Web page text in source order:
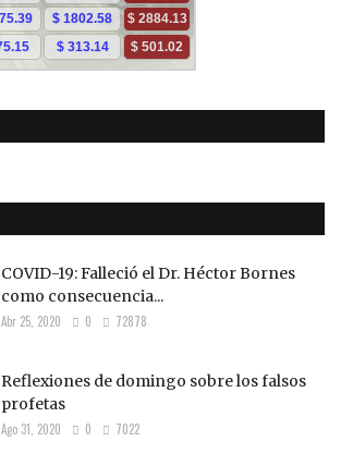
COVID-19: Falleció el Dr. Héctor Bornes
como consecuencia...
Abr 25, 2020 0 72878
Reflexiones de domingo sobre los falsos
profetas
Ago 31, 2020 0 7022